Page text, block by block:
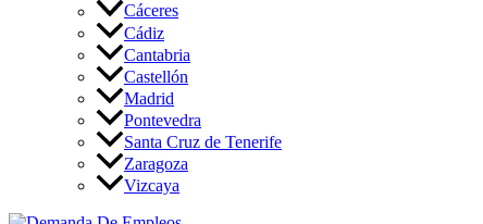
Cáceres
Cádiz
Cantabria
Castellón
Madrid
Pontevedra
Santa Cruz de Tenerife
Zaragoza
Vizcaya